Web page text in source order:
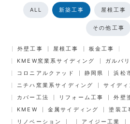
ALL 新築工事 屋根工事
その他工事
外壁工事 屋根工事
板金工事
KMEW窯業系サイディング
ガルバ
コロニアルクァッド
静岡県
浜松
ニチハ窯業系サイディング
サイディ
カバー工法
リフォーム工事 外壁
KMEW
金属サイディング 塗装工
リノベーション
アイジー工業